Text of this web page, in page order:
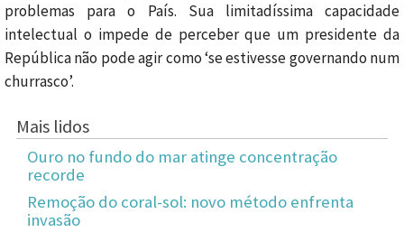
problemas para o País. Sua limitadíssima capacidade
intelectual o impede de perceber que um presidente da
República não pode agir como ‘se estivesse governando num
churrasco’.
Mais lidos
Ouro no fundo do mar atinge concentração
recorde
Remoção do coral-sol: novo método enfrenta
invasão